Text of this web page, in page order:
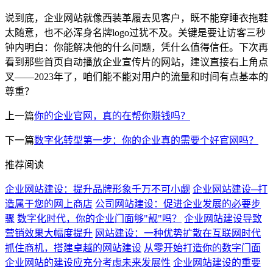
说到底，企业网站就像西装革履去见客户，既不能穿睡衣拖鞋
太随意，也不必浑身名牌logo过犹不及。关键是要让访客三秒
钟内明白：你能解决他的什么问题，凭什么值得信任。下次再
看到那些首页自动播放企业宣传片的网站，建议直接右上角点
叉——2023年了，咱们能不能对用户的流量和时间有点基本的
尊重？
上一篇你的企业官网，真的在帮你赚钱吗？
下一篇数字化转型第一步：你的企业真的需要个好官网吗？
推荐阅读
企业网站建设：提升品牌形象千万不可小觑 企业网站建设─打
造属于您的网上商店 公司网站建设：促进企业发展的必要步
骤 数字化时代，你的企业门面够"靓"吗？
企业网站建设导致
营销效果大幅度提升 网站建设：一种优势扩散在互联网时代
抓住商机，搭建卓越的网站建设 从零开始打造你的数字门面
企业网站的建设应充分考虑未来发展性 企业网站建设的重要